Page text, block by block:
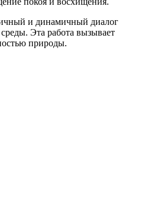
и динамичный диалог
Эта работа вызывает
природы.